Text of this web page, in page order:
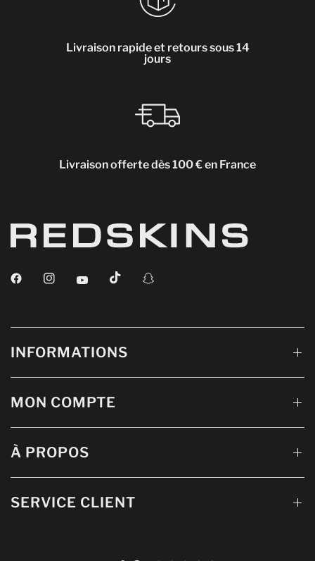
Livraison rapide et retours sous 14
jours
Livraison offerte dès 100 € en France
INFORMATIONS
MON COMPTE
À PROPOS
SERVICE CLIENT